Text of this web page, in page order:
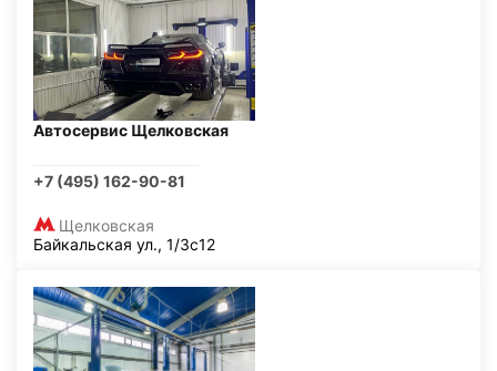
Автосервис Щелковская
+7 (495) 162-90-81
Щелковская
Байкальская ул., 1/3с12